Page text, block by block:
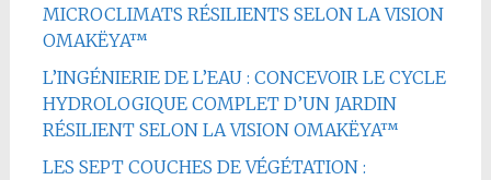
MICROCLIMATS RÉSILIENTS SELON LA VISION
OMAKËYA™
L’INGÉNIERIE DE L’EAU : CONCEVOIR LE CYCLE
HYDROLOGIQUE COMPLET D’UN JARDIN
RÉSILIENT SELON LA VISION OMAKËYA™
LES SEPT COUCHES DE VÉGÉTATION :